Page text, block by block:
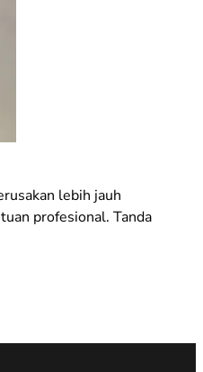
lebih jauh
profesional. Tanda